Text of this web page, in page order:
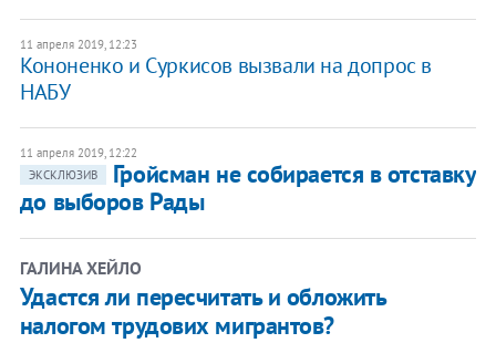
11 апреля 2019, 12:23
Кононенко и Суркисов вызвали на допрос в
НАБУ
11 апреля 2019, 12:22
ЭКСКЛЮЗИВ
​Гройсман не собирается в отставку
до выборов Рады
ГАЛИНА ХЕЙЛО
Удастся ли пересчитать и обложить
налогом трудових мигрантов?